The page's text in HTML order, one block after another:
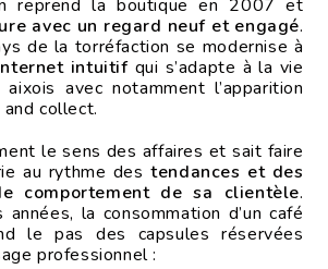
reprend la boutique en 2007 et
avec un regard neuf et engagé.
de la torréfaction se modernise à
intuitif qui s’adapte à la vie
avec notamment l’apparition
collect.
le sens des affaires et sait faire
au rythme destendances et des
comportement de sa clientèle.
la consommation d’un café
le pas des capsules réservées
professionnel :